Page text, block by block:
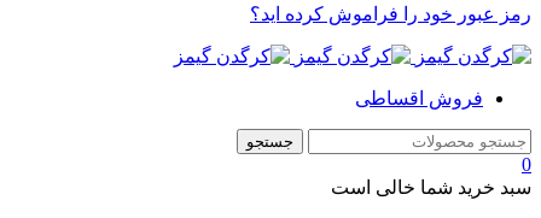
رمز عبور خود را فراموش کرده اید؟
فروش اقساطی
0
سبد خرید شما خالی است